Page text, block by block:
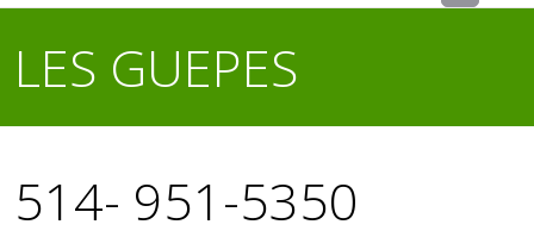
LES GUEPES
514- 951-5350